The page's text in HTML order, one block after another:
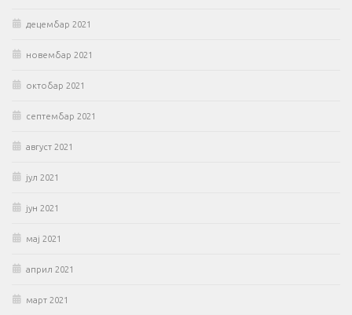
децембар 2021
новембар 2021
октобар 2021
септембар 2021
август 2021
јул 2021
јун 2021
мај 2021
април 2021
март 2021